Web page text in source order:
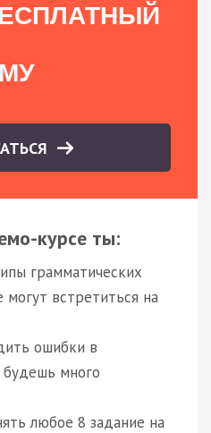
курсе ты:
грамматических
встретиться на
ошибки в
много
любое 8 задание на